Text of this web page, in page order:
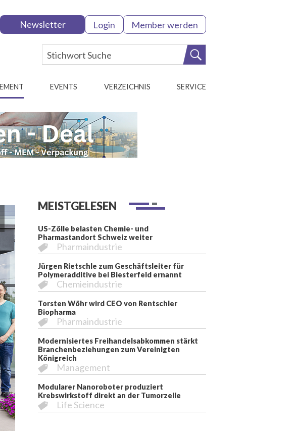
Newsletter Login Member werden
EVENTS VERZEICHNIS SERVICE
MEISTGELESEN
US-Zölle belasten Chemie- und
Pharmastandort Schweiz weiter
Pharmaindustrie
Jürgen Rietschle zum Geschäftsleiter für
Polymeradditive bei Biesterfeld ernannt
Chemieindustrie
Torsten Wöhr wird CEO von Rentschler
Biopharma
Pharmaindustrie
Modernisiertes Freihandelsabkommen stärkt
Branchenbeziehungen zum Vereinigten
Königreich
Management
Modularer Nanoroboter produziert
Krebswirkstoff direkt an der Tumorzelle
Life Science